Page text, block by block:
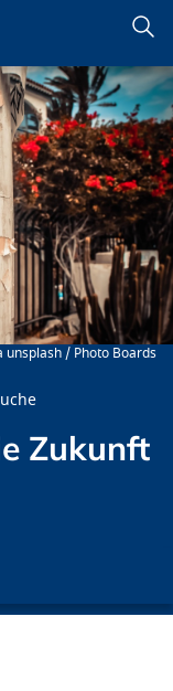
Zukunft
unsplash / Photo Boards
Zukunft